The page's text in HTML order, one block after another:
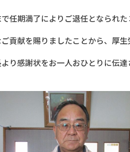
任期満了によりご退任となられ
貢献を賜りましたことから、厚
り感謝状をお一人おひとりに伝達